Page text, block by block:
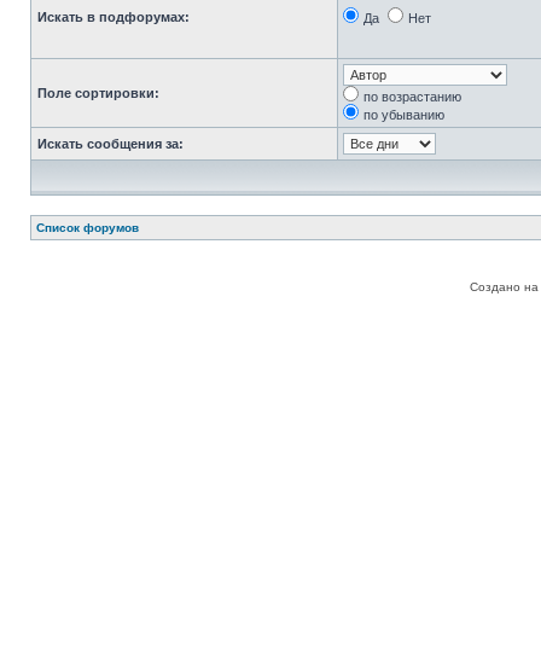
Искать в подфорумах: Да Нет
Поле сортировки:
по возрастанию
по убыванию
Искать сообщения за:
Список форумов
Создано